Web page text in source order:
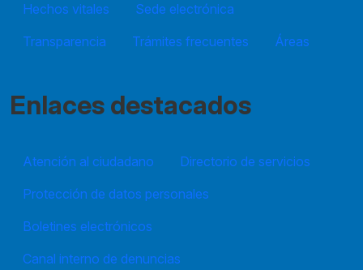
Hechos vitales
Sede electrónica
Transparencia
Trámites frecuentes Áreas
Enlaces destacados
Atención al ciudadano
Directorio de servicios
Protección de datos personales
Boletines electrónicos
Canal interno de denuncias